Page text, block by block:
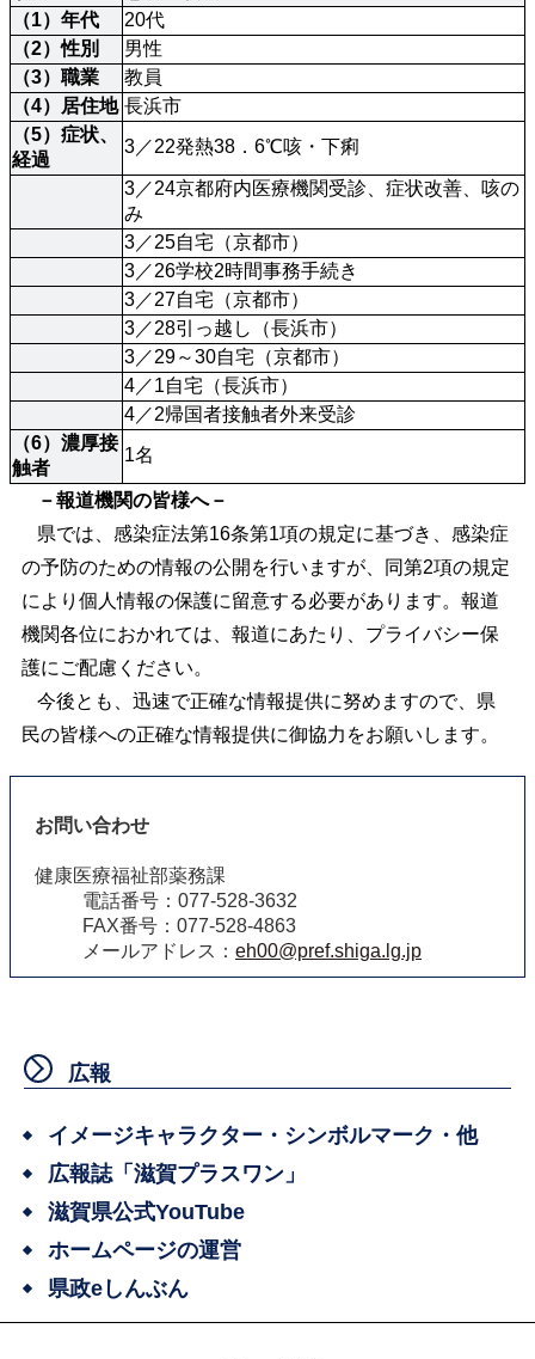
（1）年代
20代
（2）性別
男性
（3）職業
教員
（4）居住地 長浜市
（5）症状、
経過
3／22発熱38．6℃咳・下痢
3／24京都府内医療機関受診、症状改善、咳の
み
3／25自宅（京都市）
3／26学校2時間事務手続き
3／27自宅（京都市）
3／28引っ越し（長浜市）
3／29～30自宅（京都市）
4／1自宅（長浜市）
4／2帰国者接触者外来受診
（6）濃厚接
触者
1名
－報道機関の皆様へ－
県では、感染症法第16条第1項の規定に基づき、感染症
の予防のための情報の公開を行いますが、同第2項の規定
により個人情報の保護に留意する必要があります。報道
機関各位におかれては、報道にあたり、プライバシー保
護にご配慮ください。
今後とも、迅速で正確な情報提供に努めますので、県
民の皆様への正確な情報提供に御協力をお願いします。
お問い合わせ
健康医療福祉部薬務課
電話番号：077-528-3632
FAX番号：077-528-4863
メールアドレス： eh00@pref.shiga.lg.jp
広報
イメージキャラクター・シンボルマーク・他
広報誌「滋賀プラスワン」
滋賀県公式YouTube
ホームページの運営
県政eしんぶん